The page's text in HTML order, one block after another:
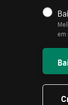
em